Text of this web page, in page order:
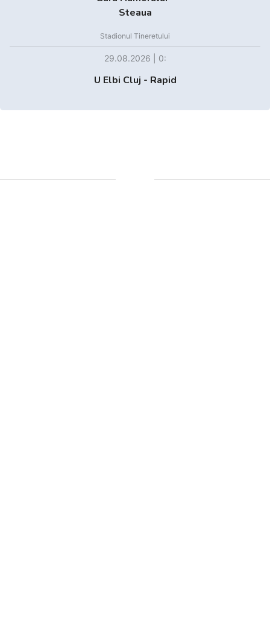
Steaua
Stadionul Tineretului
29.08.2026 | 0:
U Elbi Cluj - Rapid